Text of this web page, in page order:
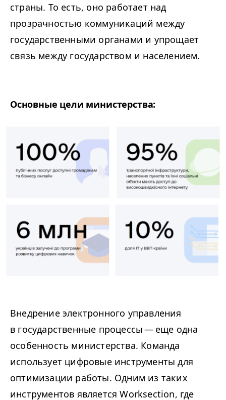
страны. То есть, оно работает над
прозрачностью коммуникаций между
государственными органами и упрощает
связь между государством и населением.
Основные цели министерства:
Внедрение электронного управления
в государственные процессы — еще одна
особенность министерства. Команда
использует цифровые инструменты для
оптимизации работы. Одним из таких
инструментов является Worksection, где